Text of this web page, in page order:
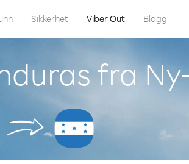
Sikkerhet Viber Out Blogg
fra